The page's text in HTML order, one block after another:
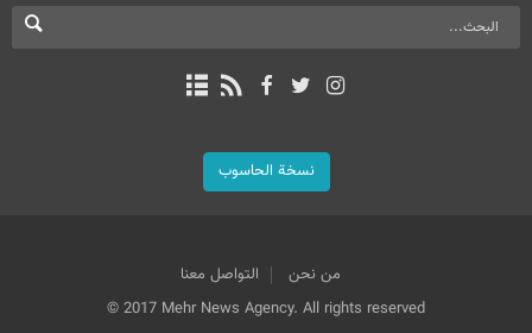
نسخة الحاسوب
من نحن
التواصل معنا
© 2017 Mehr News Agency. All rights reserved